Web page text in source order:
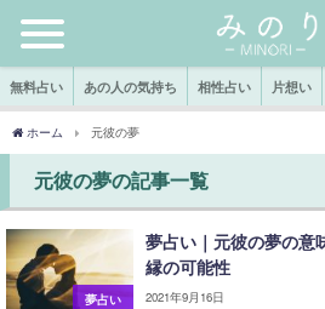
無料占い あの人の気持ち 相性占い 片想い
ホーム 元彼の夢
元彼の夢の記事一覧
夢占い
夢占い｜元彼の夢の意
縁の可能性
2021年9月16日